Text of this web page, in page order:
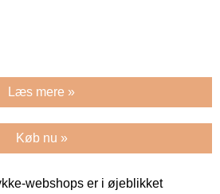
Læs mere »
Køb nu »
webshops er i øjeblikket